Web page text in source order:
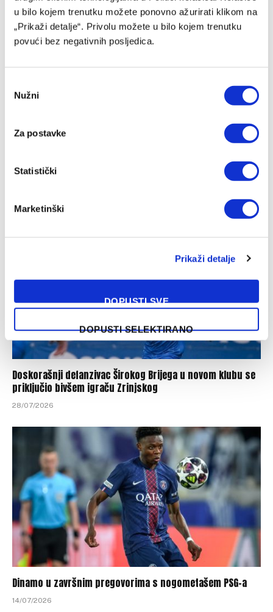
u bilo kojem trenutku možete ponovno ažurirati klikom na
„Prikaži detalje“. Privolu možete u bilo kojem trenutku
povući bez negativnih posljedica.
Selection
Nužni
Za postavke
Statistički
Marketinški
Prikaži detalje
DOPUSTI SVE
DOPUSTI SELEKTIRANO
03/08/2026
Doskorašnji defanzivac Širokog Brijega u novom klubu se
priključio bivšem igraču Zrinjskog
28/07/2026
Dinamo u završnim pregovorima s nogometašem PSG-a
14/07/2026